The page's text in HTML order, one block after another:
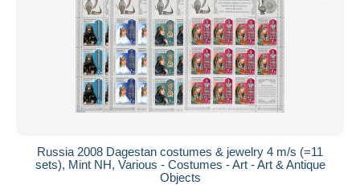
Russia 2008 Dagestan costumes & jewelry 4 m/s (=11
sets), Mint NH, Various - Costumes - Art - Art & Antique
Objects